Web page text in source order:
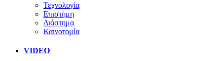
Τεχνολογία
Επιστήμη
Διάστημα
Καινοτομία
VIDEO